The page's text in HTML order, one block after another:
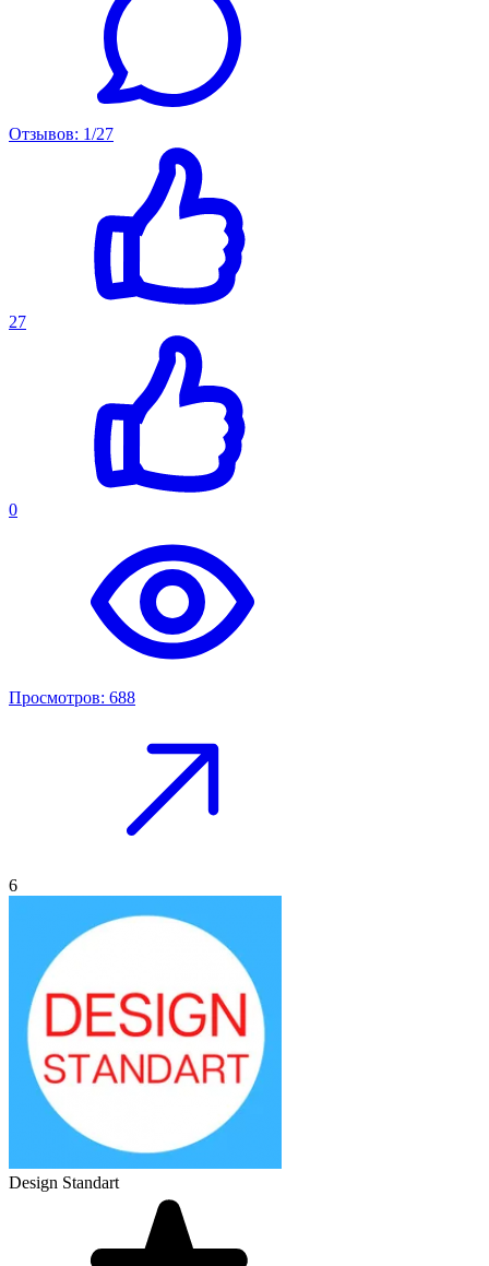
Отзывов: 1/27
27
0
Просмотров: 688
6
Design Standart